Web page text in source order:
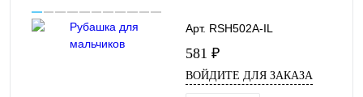
Арт. RSH502A-IL
581 ₽
ВОЙДИТЕ ДЛЯ ЗАКАЗА